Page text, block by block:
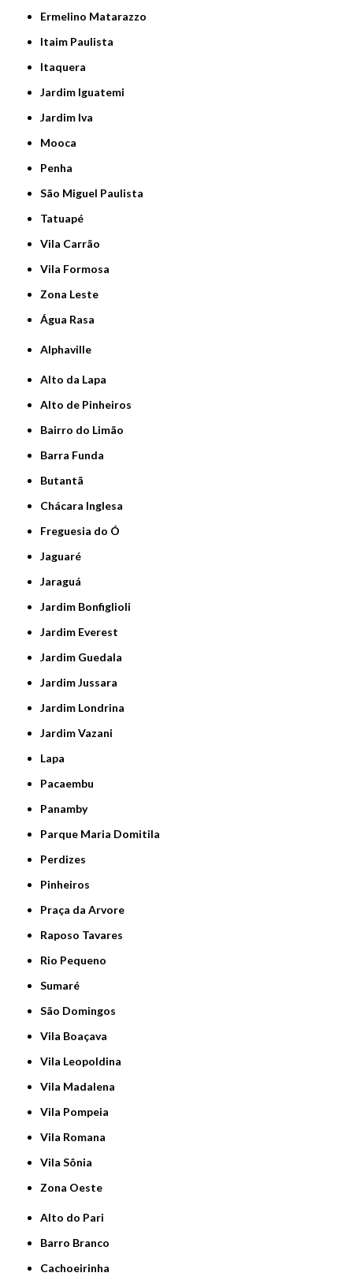
Ermelino Matarazzo
Itaim Paulista
Itaquera
Jardim Iguatemi
Jardim Iva
Mooca
Penha
São Miguel Paulista
Tatuapé
Vila Carrão
Vila Formosa
Zona Leste
Água Rasa
Alphaville
Alto da Lapa
Alto de Pinheiros
Bairro do Limão
Barra Funda
Butantã
Chácara Inglesa
Freguesia do Ó
Jaguaré
Jaraguá
Jardim Bonfiglioli
Jardim Everest
Jardim Guedala
Jardim Jussara
Jardim Londrina
Jardim Vazani
Lapa
Pacaembu
Panamby
Parque Maria Domitila
Perdizes
Pinheiros
Praça da Arvore
Raposo Tavares
Rio Pequeno
Sumaré
São Domingos
Vila Boaçava
Vila Leopoldina
Vila Madalena
Vila Pompeia
Vila Romana
Vila Sônia
Zona Oeste
Alto do Pari
Barro Branco
Cachoeirinha